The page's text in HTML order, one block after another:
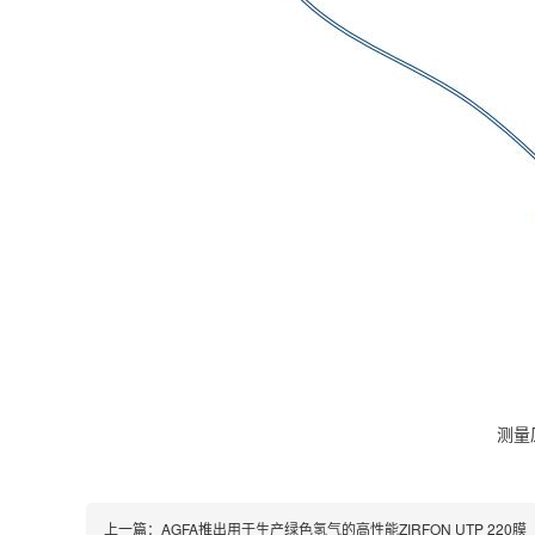
测量原
上一篇： AGFA推出用于生产绿色氢气的高性能ZIRFON UTP 220膜